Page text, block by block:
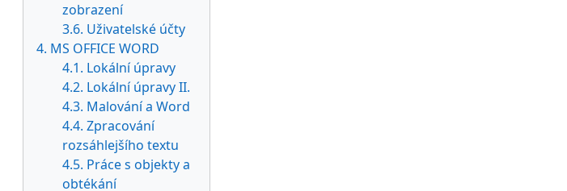
zobrazení
3.6. Uživatelské účty
4. MS OFFICE WORD
4.1. Lokální úpravy
4.2. Lokální úpravy II.
4.3. Malování a Word
4.4. Zpracování
rozsáhlejšího textu
4.5. Práce s objekty a
obtékání